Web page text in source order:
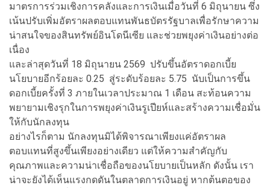
มาตรการร่วมเชิงการคลังและการเงินเมื่อวันที่ 6 มิถุนายน ซึ่ง
เน้นปรับเพิ่มอัตราผลตอบแทนพันธบัตรรัฐบาลเพื่อรักษาความ
น่าสนใจของสินทรัพย์อินโดนีเซีย และช่วยพยุงค่าเงินอย่างต่อ
เนื่อง
และล่าสุดวันที่ 18 มิถุนายน 2569 ปรับขึ้นอัตราดอกเบี้ย
นโยบายอีกร้อยละ 0.25 สู่ระดับร้อยละ 5.75 นับเป็นการขึ้น
ดอกเบี้ยครั้งที่ 3 ภายในเวลาประมาณ 1 เดือน สะท้อนความ
พยายามเชิงรุกในการพยุงค่าเงินรูเปียห์และสร้างความเชื่อมั่น
ให้กับนักลงทุน
อย่างไรก็ตาม นักลงทุนมิได้พิจารณาเพียงแค่อัตราผล
ตอบแทนที่สูงขึ้นเพียงอย่างเดียว แต่ให้ความสำคัญกับ
คุณภาพและความน่าเชื่อถือของนโยบายเป็นหลัก ดังนั้น เรา
น่าจะยังได้เห็นแรงกดดันในตลาดการเงินอยู่ หากต้นตอของ